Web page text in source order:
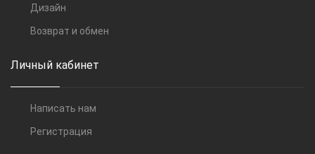
Дизайн
Возврат и обмен
Личный кабинет
Написать нам
Регистрация